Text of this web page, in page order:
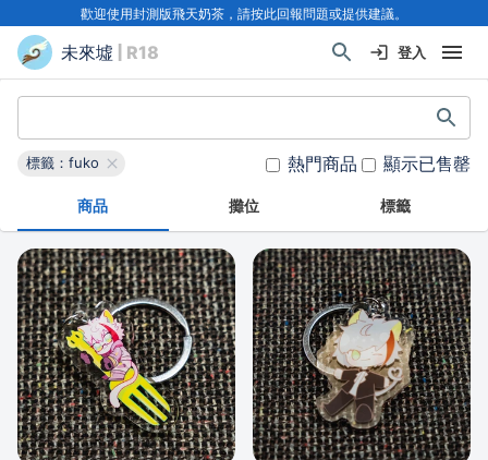
歡迎使用封測版飛天奶茶，請按此回報問題或提供建議。
未來墟 | R18 登入
標籤：fuko 熱門商品 顯示已售罄
商品 攤位 標籤